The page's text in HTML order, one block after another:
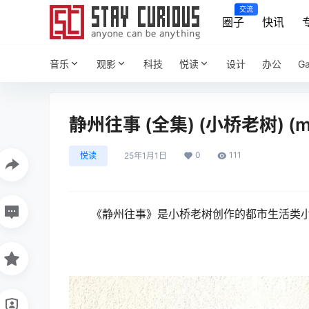
圈子
交流
快讯
音乐 观影 科技 悦读 设计 办公
静州往事 (全集) (小桥老树)
悦读 25年1月1日 0 111
《静州往事》是小桥老树创作的都市生活